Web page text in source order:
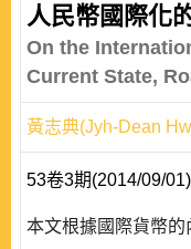
人民幣國際化
On the
Current State,
黃志典(Jyh-Dean
53卷3期(2014/09/01)
本文根據國際貨幣